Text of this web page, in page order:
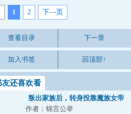
1 2 下—页
查看目录 下一章
加入书签 回顶部↑
还喜欢看
叛出家族后，转身投靠魔族女帝
作者：锦言公举